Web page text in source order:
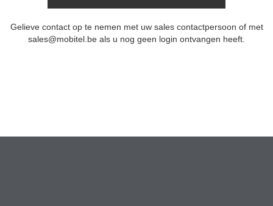
Gelieve contact op te nemen met uw sales contactpersoon of met
sales@mobitel.be als u nog geen login ontvangen heeft.